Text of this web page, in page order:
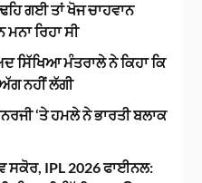
ਗਈ ਤਾਂ ਖੋਜ ਚਾਹਵਾਨ
ਰਿਹਾ ਸੀ
ਸਿੱਖਿਆ ਮੰਤਰਾਲੇ ਨੇ ਕਿਹਾ ਕਿ
ਨਹੀਂ ਲੱਗੀ
‘ਤੇ ਹਮਲੇ ਨੇ ਭਾਰਤੀ ਬਲਾਕ
ਸਕੋਰ, IPL 2026 ਫਾਈਨਲ: